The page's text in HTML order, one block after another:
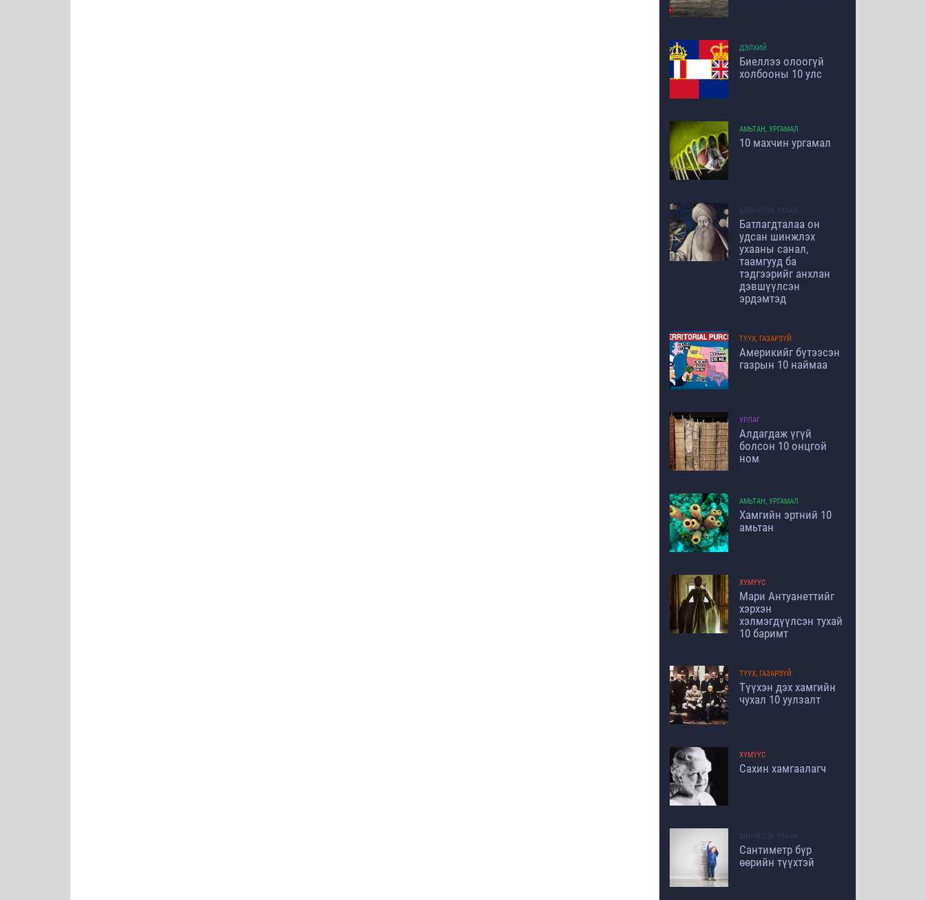
ДЭЛХИЙ
Биеллээ олоогүй
холбооны 10 улс
АМЬТАН, УРГАМАЛ
10 махчин ургамал
ШИНЖЛЭХ УХААН
Батлагдталаа он
удсан шинжлэх
ухааны санал,
таамгууд ба
тэдгээрийг анхлан
дэвшүүлсэн
эрдэмтэд
ТҮҮХ, ГАЗАРЗҮЙ
Америкийг бүтээсэн
газрын 10 наймаа
УРЛАГ
Алдагдаж үгүй
болсон 10 онцгой
ном
АМЬТАН, УРГАМАЛ
Хамгийн эртний 10
амьтан
ХҮМҮҮС
Мари Антуанеттийг
хэрхэн
хэлмэгдүүлсэн тухай
10 баримт
ТҮҮХ, ГАЗАРЗҮЙ
Түүхэн дэх хамгийн
чухал 10 уулзалт
ХҮМҮҮС
Сахин хамгаалагч
ШИНЖЛЭХ УХААН
Сантиметр бүр
өөрийн түүхтэй